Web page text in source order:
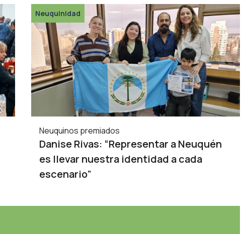
Neuquinidad
Neuquinos premiados
Danise Rivas: “Representar a Neuquén
es llevar nuestra identidad a cada
escenario”